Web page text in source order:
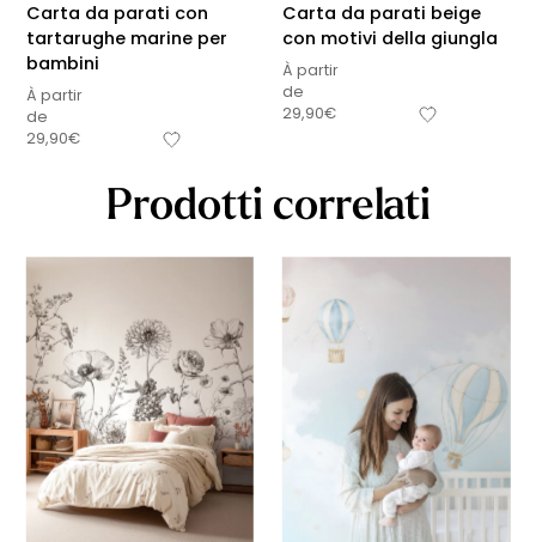
Carta da parati con
tartarughe marine per
bambini
À partir
de
29,90€
Carta da parati beige
con motivi della giungla
À partir
de
29,90€
Prodotti correlati